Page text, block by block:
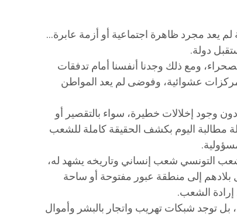
يعد مجرد ظاهرة اجتماعية أو أزمة عابرة…
دولة.
ومع ذلك وجدنا أنفسنا أمام تدفقات
عشوائية، وفوضى لم يعد المواطن
وجود إخلالات خطيرة، سواء بالتقصير أو
مطالبة اليوم بكشف الحقيقة كاملة للشعب
التونسي شعب إنساني وتاريخه يشهد له،
إلى منطقة عبور مفتوحة أو ساحة
إرادة الشعب.
توجد شبكات تهريب واتجار بالبشر وأموال